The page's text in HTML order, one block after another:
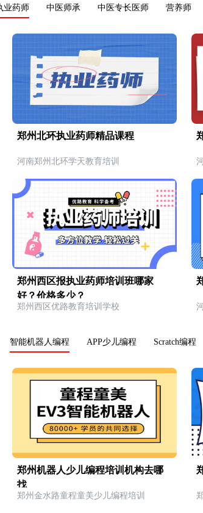
业药师 中医师承 中医专长医师 营养师
郑州北环执业药师精品课程
河南郑州北环学天教育培训
郑州西区报执业药师培训班哪家
好？价格多少？
郑州西区优路教育培训学校
智能机器人编程 APP少儿编程 Scratch编程
郑州机器人少儿编程培训机构去哪
找
郑州金水路童程童美少儿编程培训